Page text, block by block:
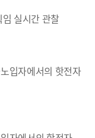
입자에서의 핫전자